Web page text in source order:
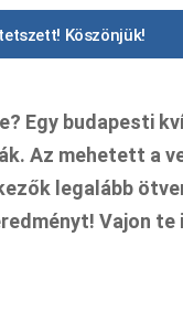
Köszönjük!
Egy budapesti
Az mehetett a
legalább
Vajon te